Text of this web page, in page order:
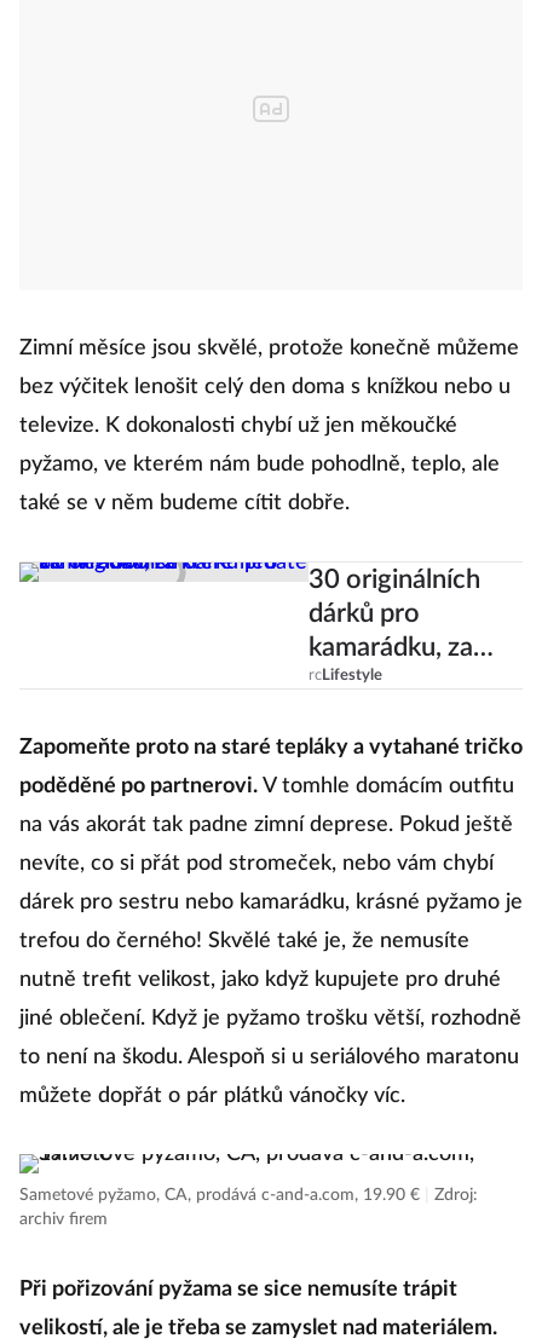
Zimní měsíce jsou skvělé, protože konečně můžeme
bez výčitek lenošit celý den doma s knížkou nebo u
televize. K dokonalosti chybí už jen měkoučké
pyžamo, ve kterém nám bude pohodlně, teplo, ale
také se v něm budeme cítit dobře.
30 originálních
dárků pro
kamarádku, za
které nedáte víc
rcLifestyle
Zapomeňte proto na staré tepláky a vytahané tričko
poděděné po partnerovi. V tomhle domácím outfitu
na vás akorát tak padne zimní deprese. Pokud ještě
nevíte, co si přát pod stromeček, nebo vám chybí
dárek pro sestru nebo kamarádku, krásné pyžamo je
trefou do černého! Skvělé také je, že nemusíte
nutně trefit velikost, jako když kupujete pro druhé
jiné oblečení. Když je pyžamo trošku větší, rozhodně
to není na škodu. Alespoň si u seriálového maratonu
můžete dopřát o pár plátků vánočky víc.
Sametové pyžamo, CA, prodává c-and-a.com, 19.90 €
Zdroj:
archiv firem
Při pořizování pyžama se sice nemusíte trápit
velikostí, ale je třeba se zamyslet nad materiálem.